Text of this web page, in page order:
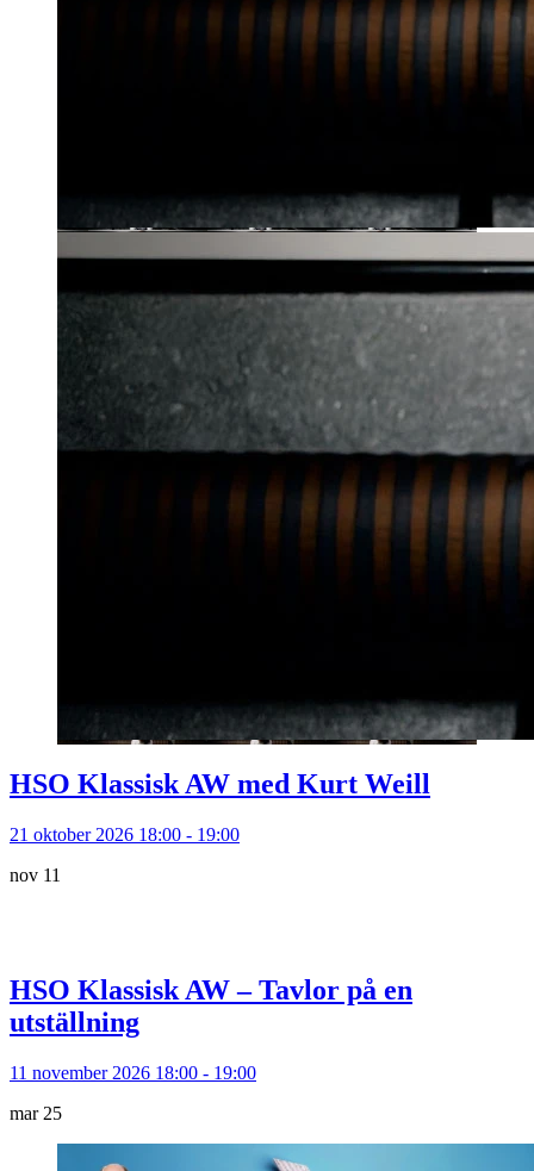
HSO Klassisk AW med Kurt Weill
21 oktober 2026 18:00 - 19:00
nov 11
HSO Klassisk AW – Tavlor på en
utställning
11 november 2026 18:00 - 19:00
mar 25